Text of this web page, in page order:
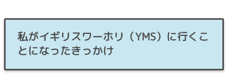
私がイギリスワーホリ（YMS）に行くこ
とになったきっかけ